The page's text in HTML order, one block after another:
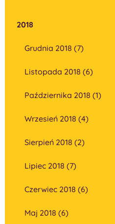
2018
Grudnia 2018 (7)
Listopada 2018 (6)
Października 2018 (1)
Wrzesień 2018 (4)
Sierpień 2018 (2)
Lipiec 2018 (7)
Czerwiec 2018 (6)
Maj 2018 (6)